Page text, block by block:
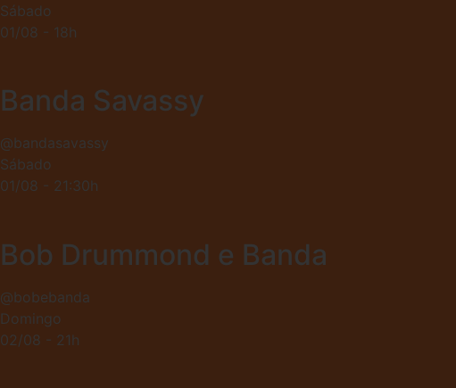
Sábado
01/08 - 18h
Banda Savassy
@bandasavassy
Sábado
01/08 - 21:30h
Bob Drummond e Banda
@bobebanda
Domingo
02/08 - 21h